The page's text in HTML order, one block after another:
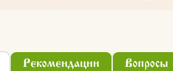
Рекомендации Вопросы